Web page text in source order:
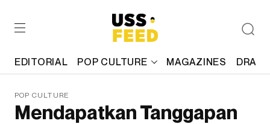
EDITORIAL POP CULTURE MAGAZINES
POP CULTURE
Mendapatkan Tanggapan